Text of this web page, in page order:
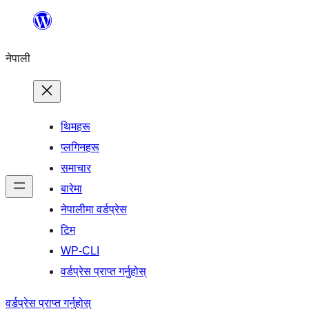
सामग्रीमा
नेपाली
थिमहरू
प्लगिनहरू
समाचार
बारेमा
नेपालीमा वर्डप्रेस
टिम
WP-CLI
वर्डप्रेस प्राप्त गर्नुहोस्
वर्डप्रेस प्राप्त गर्नुहोस्